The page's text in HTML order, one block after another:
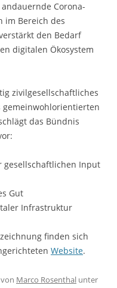
Corona-
im Bereich des
den Bedarf
digitalen Ökosystem
zivilgesellschaftliches
gemeinwohlorientierten
das Bündnis
Input
Gut
Infrastruktur
finden sich
Website.
von Marco Rosenthal unter